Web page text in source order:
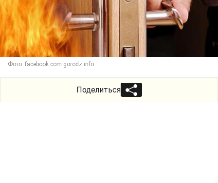
Фото: facebook.com gorodz.info
Поделиться